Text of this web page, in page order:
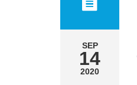
SEP
14
2020